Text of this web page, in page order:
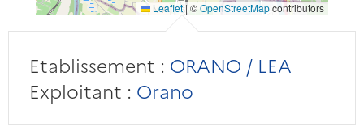
Leaflet | ©OpenStreetMapcontributors
Etablissement : ORANO / LEA
Exploitant : Orano